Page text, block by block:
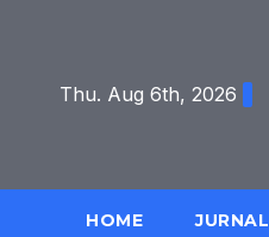
contentThu. Aug 6th, 2026
HOME JURNAL